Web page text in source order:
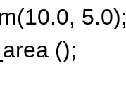
5.0);
();